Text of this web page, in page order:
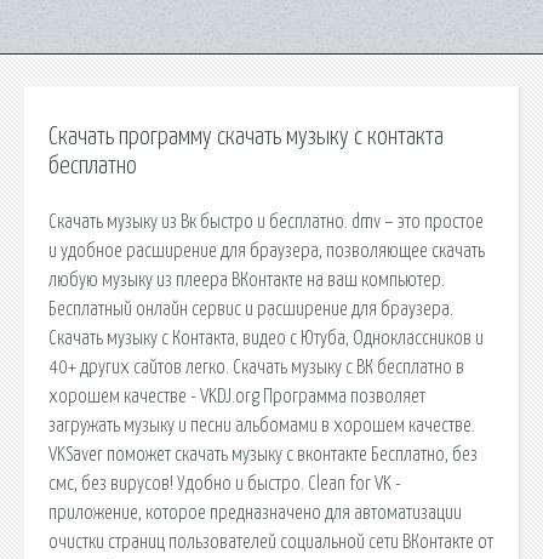
Скачать программу скачать музыку с контакта
бесплатно
Скачать музыку из Вк быстро и бесплатно. dmv – это простое
и удобное расширение для браузера, позволяющее скачать
любую музыку из плеера ВКонтакте на ваш компьютер.
Бесплатный онлайн сервис и расширение для браузера.
Скачать музыку с Контакта, видео с Ютуба, Одноклассников и
40+ других сайтов легко. Скачать музыку с ВК бесплатно в
хорошем качестве - VKDJ.org Программа позволяет
загружать музыку и песни альбомами в хорошем качестве.
VKSaver поможет скачать музыку с вконтакте Бесплатно, без
смс, без вирусов! Удобно и быстро. Clean for VK -
приложение, которое предназначено для автоматизации
очистки страниц пользователей социальной сети ВКонтакте от